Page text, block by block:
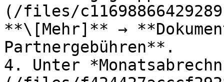
(/files/
**\[Mehr]** →
Partnergebühren**.
4. Unter